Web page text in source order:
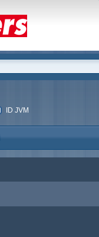
ID JVM